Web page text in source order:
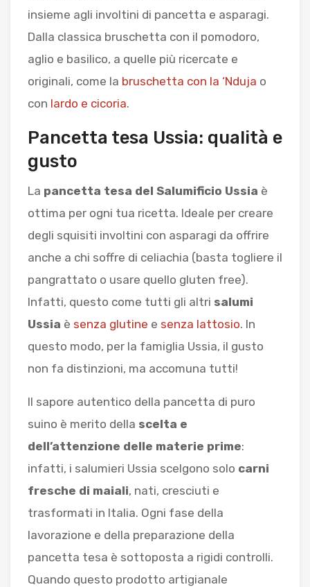
insieme agli involtini di pancetta e asparagi.
Dalla classica bruschetta con il pomodoro,
aglio e basilico, a quelle più ricercate e
originali, come la bruschetta con la ‘Nduja o
con lardo e cicoria.
Pancetta tesa Ussia: qualità e
gusto
La pancetta tesa del Salumificio Ussia è
ottima per ogni tua ricetta. Ideale per creare
degli squisiti involtini con asparagi da offrire
anche a chi soffre di celiachia (basta togliere il
pangrattato o usare quello gluten free).
Infatti, questo come tutti gli altri salumi
Ussia è senza glutine e senza lattosio. In
questo modo, per la famiglia Ussia, il gusto
non fa distinzioni, ma accomuna tutti!
Il sapore autentico della pancetta di puro
suino è merito della scelta e
dell’attenzione delle materie prime:
infatti, i salumieri Ussia scelgono solo carni
fresche di maiali, nati, cresciuti e
trasformati in Italia. Ogni fase della
lavorazione e della preparazione della
pancetta tesa è sottoposta a rigidi controlli.
Quando questo prodotto artigianale